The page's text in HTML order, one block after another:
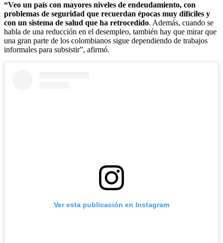
“Veo un país con mayores niveles de endeudamiento, con
problemas de seguridad que recuerdan épocas muy difíciles y
con un sistema de salud que ha retrocedido. Además, cuando se
habla de una reducción en el desempleo, también hay que mirar que
una gran parte de los colombianos sigue dependiendo de trabajos
informales para subsistir”, afirmó.
Ver esta publicación en Instagram